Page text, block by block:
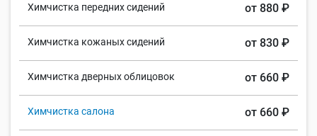
Химчистка передних сидений от 880 ₽
Химчистка кожаных сидений от 830 ₽
Химчистка дверных облицовок от 660 ₽
Химчистка салона от 660 ₽